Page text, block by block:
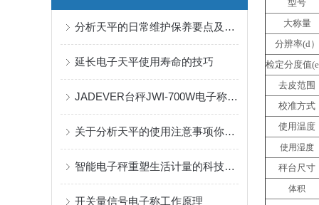
分析天平的日常维护保养要点及周期规范
延长电子天平使用寿命的技巧
JADEVER台秤JWI-700W电子称标定方法
关于分析天平的使用注意事项你知道么
智能电子秤重塑生活计量的科技精灵
开关量信号电子称工作原理
型号
大称量
分辨率(d）
检定分度值
去皮范围
校准方式
使用温度
使用湿度
秤台尺寸
体积